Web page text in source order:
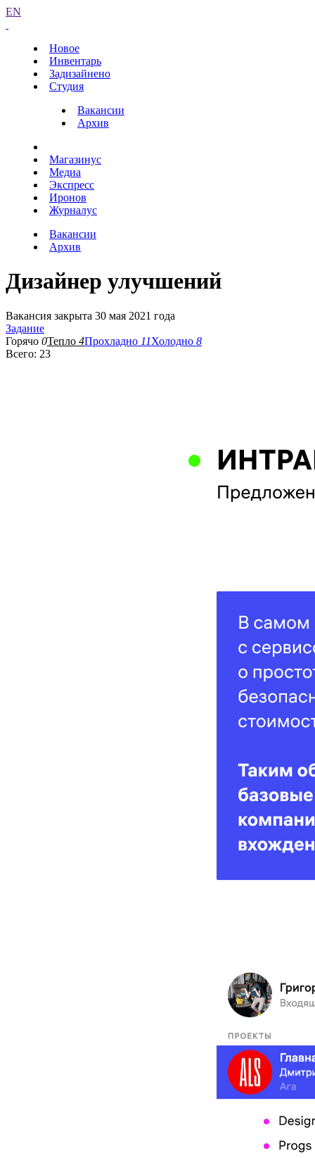
EN
Новое
Инвентарь
Задизайнено
Студия
Вакансии
Архив
Магазинус
Медиа
Экспресс
Иронов
Журналус
Вакансии
Архив
Дизайнер улучшений
Вакансия закрыта 30 мая 2021 года
Задание
Горячо 0Тепло 4Прохладно 11Холодно 8
Всего: 23